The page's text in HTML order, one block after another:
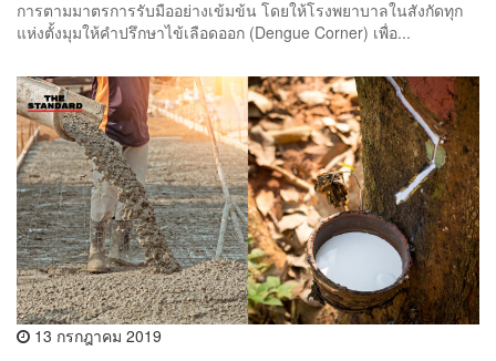
การตามมาตรการรับมืออย่างเข้มข้น โดยให้โรงพยาบาลในสังกัดทุก
แห่งตั้งมุมให้คำปรึกษาไข้เลือดออก (Dengue Corner) เพื่อ...
13 กรกฎาคม 2019